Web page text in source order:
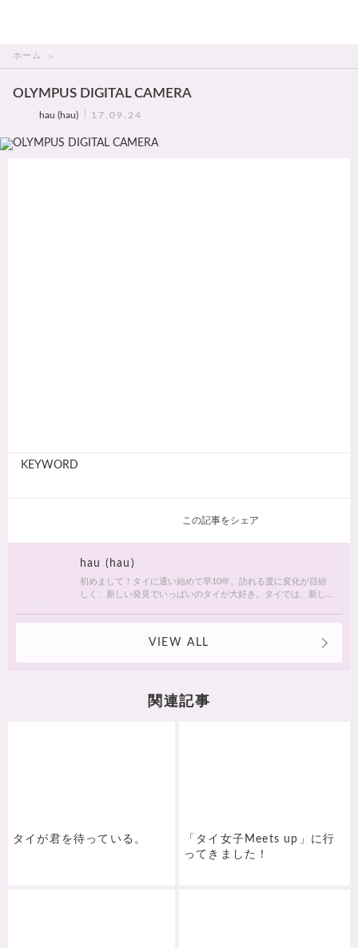
ホーム
OLYMPUS DIGITAL CAMERA
hau (hau) 17.09.24
KEYWORD
この記事をシェア
hau (hau)
初めまして！タイに通い始めて早10年。訪れる度に変化が目紛
しく、新しい発見でいっぱいのタイが大好き。タイでは、新し
@Haushinkahaushinka📌Instagram Hau's Style @haushinka_style
VIEW ALL
関連記事
タイが君を待っている。
「タイ女子Meets up」に行
ってきました！